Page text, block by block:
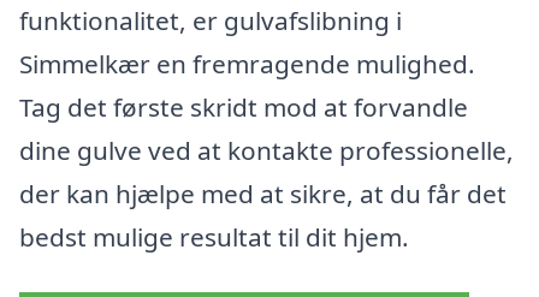
funktionalitet, er gulvafslibning i
Simmelkær en fremragende mulighed.
Tag det første skridt mod at forvandle
dine gulve ved at kontakte professionelle,
der kan hjælpe med at sikre, at du får det
bedst mulige resultat til dit hjem.